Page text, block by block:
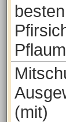
(mit)